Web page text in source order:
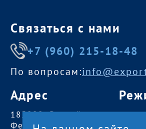
Связаться с нами
+7 (960) 215-18-48
По вопросам:
Адрес
185000, Российская
Федерация,
пн —
18:00